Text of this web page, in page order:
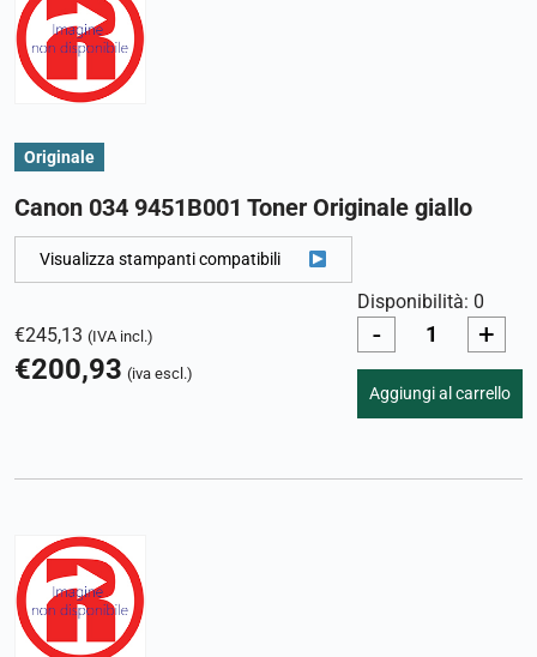
Originale
Canon 034 9451B001 Toner Originale giallo
Visualizza stampanti compatibili
€245,13 (IVA incl.)
€200,93 (iva escl.)
Disponibilità: 0
- +
Aggiungi al carrello